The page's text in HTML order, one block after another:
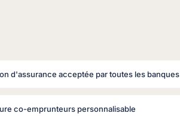
d'assurance acceptée par toutes les banques
co-emprunteurs personnalisable